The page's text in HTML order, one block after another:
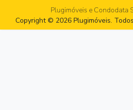
Plugimóveis e Condodata
Copyright © 2026 Plugimóveis.